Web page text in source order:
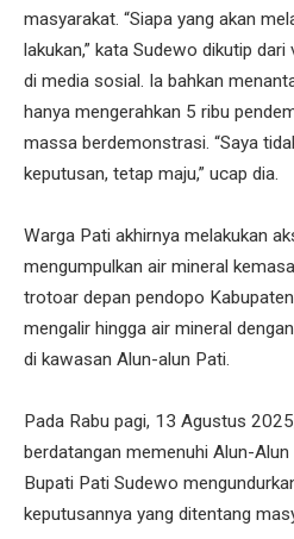
masyarakat. “Siapa yang akan
lakukan,” kata Sudewo dikutip
di media sosial. Ia bahkan
hanya mengerahkan 5 ribu
massa berdemonstrasi. “Saya
keputusan, tetap maju,” ucap dia.
Warga Pati akhirnya melakukan
mengumpulkan air mineral
trotoar depan pendopo
mengalir hingga air mineral
di kawasan Alun-alun Pati.
Pada Rabu pagi, 13 Agustus
berdatangan memenuhi Alun-
Bupati Pati Sudewo
keputusannya yang ditentang